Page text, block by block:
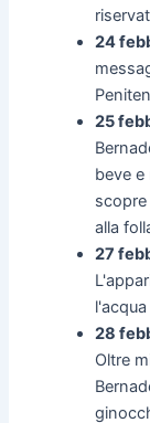
24
25
beve
alla
27
28
Oltre